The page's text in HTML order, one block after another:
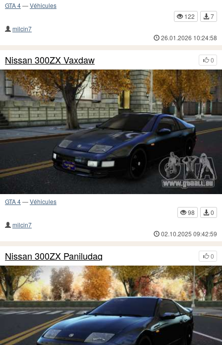
GTA 4—Véhicules
122
7
milcin7
26.01.2026 10:24:58
0
Nissan 300ZX Vaxdaw
GTA 4—Véhicules
98
0
milcin7
02.10.2025 09:42:59
0
Nissan 300ZX Paniludaq